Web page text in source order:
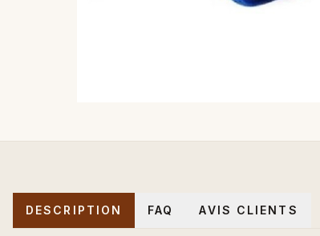
DESCRIPTION FAQ AVIS CLIENTS